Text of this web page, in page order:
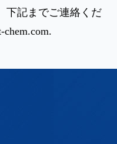
下記までご連絡くだ
chem.com.